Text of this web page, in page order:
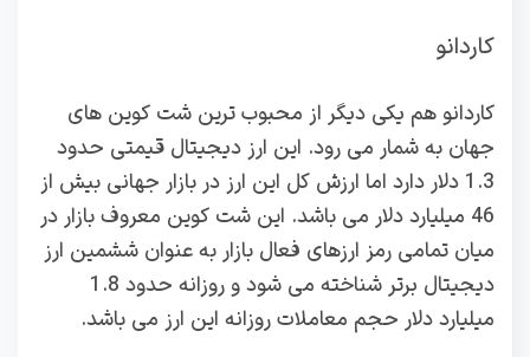
کاردانو
کاردانو هم یکی دیگر از محبوب ترین شت کوین های
جهان به شمار می رود. این ارز دیجیتال قیمتی حدود
1.3 دلار دارد اما ارزش کل این ارز در بازار جهانی بیش از
46 میلیارد دلار می باشد. این شت کوین معروف بازار در
میان تمامی رمز ارزهای فعال بازار به عنوان ششمین ارز
دیجیتال برتر شناخته می شود و روزانه حدود 1.8
میلیارد دلار حجم معاملات روزانه این ارز می باشد.